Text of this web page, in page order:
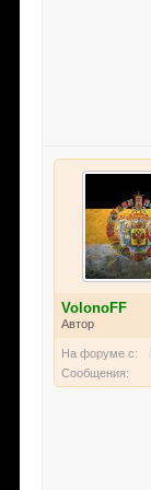
VolonoFF
Автор
На форуме с:
Сообщения: